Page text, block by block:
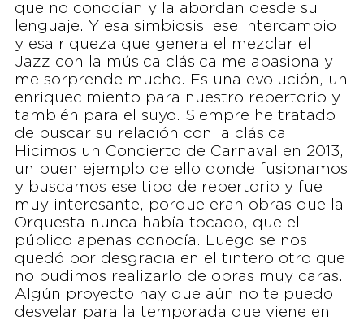
que no conocían y la abordan desde su
lenguaje. Y esa simbiosis, ese intercambio
y esa riqueza que genera el mezclar el
Jazz con la música clásica me apasiona y
me sorprende mucho. Es una evolución, un
enriquecimiento para nuestro repertorio y
también para el suyo. Siempre he tratado
de buscar su relación con la clásica.
Hicimos un Concierto de Carnaval en 2013,
un buen ejemplo de ello donde fusionamos
y buscamos ese tipo de repertorio y fue
muy interesante, porque eran obras que la
Orquesta nunca había tocado, que el
público apenas conocía. Luego se nos
quedó por desgracia en el tintero otro que
no pudimos realizarlo de obras muy caras.
Algún proyecto hay que aún no te puedo
desvelar para la temporada que viene en